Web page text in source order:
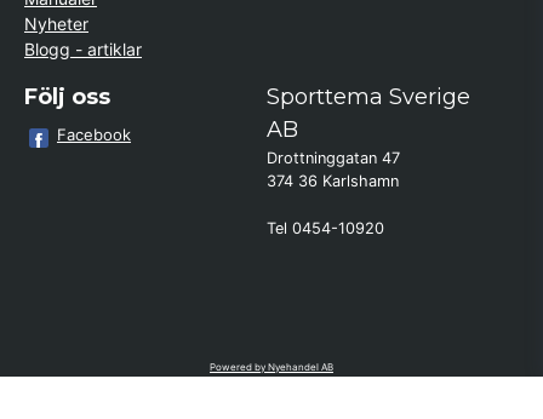
Nyheter
Blogg - artiklar
Följ oss
Facebook
Sporttema Sverige
AB
Drottninggatan 47
374 36 Karlshamn
Tel 0454-10920
Powered by Nyehandel AB